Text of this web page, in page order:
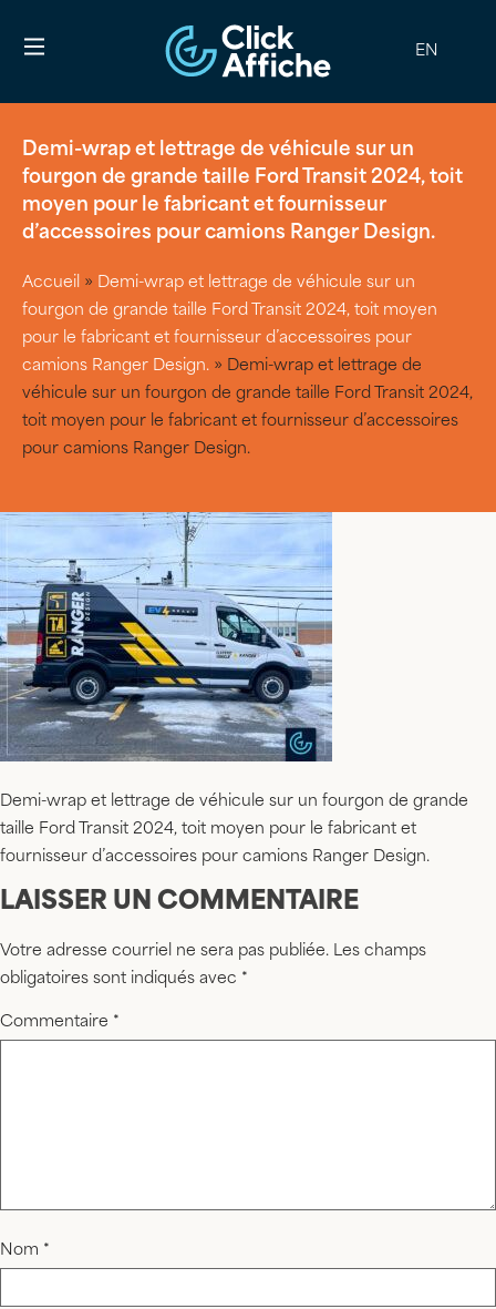
EN
Demi-wrap et lettrage de véhicule sur un
fourgon de grande taille Ford Transit 2024, toit
moyen pour le fabricant et fournisseur
d’accessoires pour camions Ranger Design.
Accueil » Demi-wrap et lettrage de véhicule sur un
fourgon de grande taille Ford Transit 2024, toit moyen
pour le fabricant et fournisseur d’accessoires pour
camions Ranger Design. » Demi-wrap et lettrage de
véhicule sur un fourgon de grande taille Ford Transit 2024,
toit moyen pour le fabricant et fournisseur d’accessoires
pour camions Ranger Design.
Demi-wrap et lettrage de véhicule sur un fourgon de grande
taille Ford Transit 2024, toit moyen pour le fabricant et
fournisseur d’accessoires pour camions Ranger Design.
LAISSER UN COMMENTAIRE
Votre adresse courriel ne sera pas publiée. Les champs
obligatoires sont indiqués avec *
Commentaire *
Nom *